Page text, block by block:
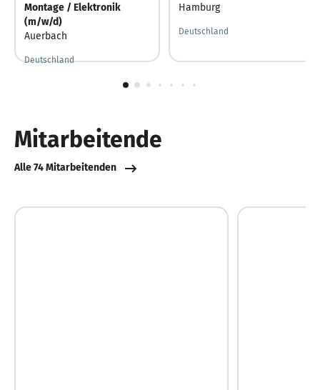
Montage / Elektronik
(m/w/d)
Auerbach
Deutschland
Hamburg
Deutschland
Mitarbeitende
Alle 74 Mitarbeitenden